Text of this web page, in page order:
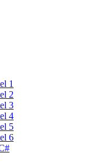
1
2
3
4
5
6